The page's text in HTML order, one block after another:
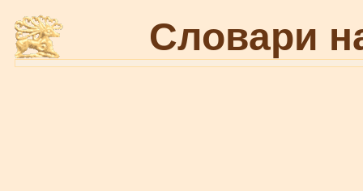
Словари